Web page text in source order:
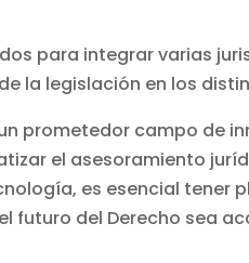
para integrar varias
la legislación en los
prometedor campo de
el asesoramiento
es esencial tener
del Derecho sea